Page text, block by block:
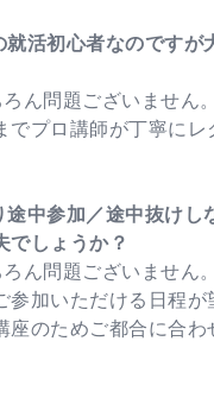
就活初心者なのですが
ろん問題ございません
でプロ講師が丁寧にレ
途中参加／途中抜けし
でしょうか？
ろん問題ございません
参加いただける日程が
座のためご都合に合わ